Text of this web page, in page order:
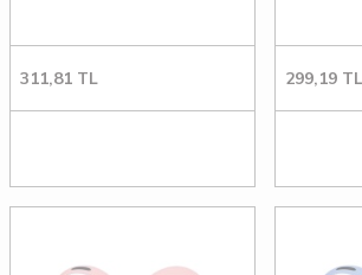
311,81 TL 299,19 TL